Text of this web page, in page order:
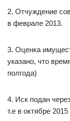
2. Отчуждение
в феврале 2013.
3. Оценка
указано, что
полгода)
4. Иск подан
т.е в октябре 2015